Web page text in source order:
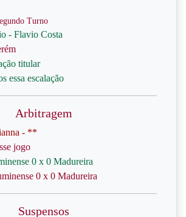
Turno
- Flavio Costa
titular
essa escalação
Arbitragem
- **
jogo
0 x 0 Madureira
0 x 0 Madureira
Suspensos